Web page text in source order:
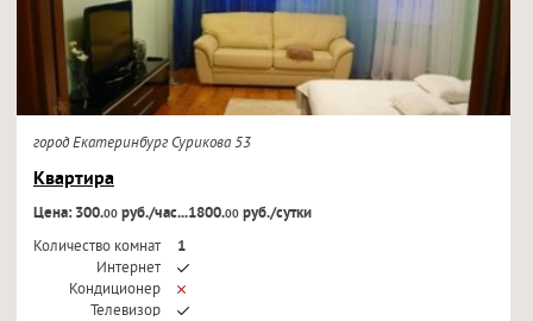
город Екатеринбург Сурикова 53
Квартира
Цена: 300.00руб./час...1800.00руб./сутки
Количество комнат
1
Интернет
Кондиционер
Телевизор